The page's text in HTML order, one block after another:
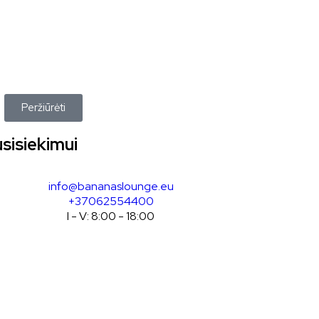
Peržiūrėti
info@bananaslounge.eu
+37062554400
I - V: 8:00 - 18:00